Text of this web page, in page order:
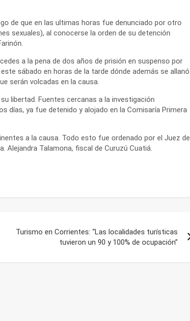
de que en las ultimas horas fue denunciado por otro
sexuales), al conocerse la orden de su detención
a la pena de dos años de prisión en suspenso por
sábado en horas de la tarde dónde además se allanó
serán volcadas en la causa.
libertad. Fuentes cercanas a la investigación
días, ya fue detenido y alojado en la Comisaría Primera
a la causa. Todo esto fue ordenado por el Juez de
Alejandra Talamona, fiscal de Curuzú Cuatiá.
Turismo en Corrientes: “Las localidades turísticas
tuvieron un 90 y 100% de ocupación”